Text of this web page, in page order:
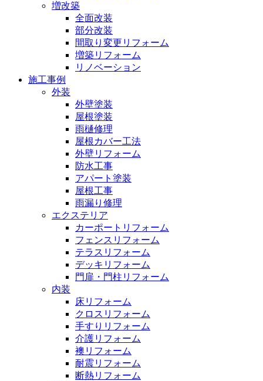
増改築
全面改装
部分改装
間取り変更リフォーム
増築リフォーム
リノベーション
施工事例
外装
外壁塗装
屋根塗装
雨樋修理
屋根カバー工法
外壁リフォーム
防水工事
アパート塗装
屋根工事
雨漏り修理
エクステリア
カーポートリフォーム
フェンスリフォーム
テラスリフォーム
デッキリフォーム
門扉・門柱リフォーム
内装
床リフォーム
クロスリフォーム
手すりリフォーム
介護リフォーム
襖リフォーム
耐震リフォーム
断熱リフォーム